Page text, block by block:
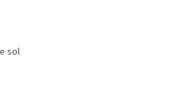
sol